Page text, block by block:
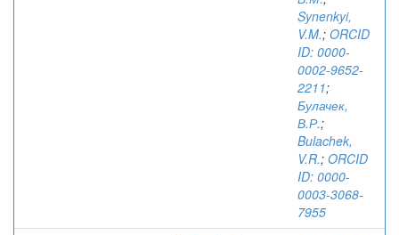
Synenkyi,
V.M.; ORCID
ID: 0000-
0002-9652-
2211;
Булачек,
В.Р.;
Bulachek,
V.R.; ORCID
ID: 0000-
0003-3068-
7955